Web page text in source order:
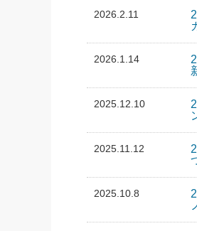
2026.2.11
2026.1.14
2025.12.10
2025.11.12
2025.10.8